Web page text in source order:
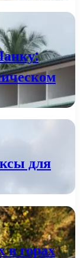
для
горах